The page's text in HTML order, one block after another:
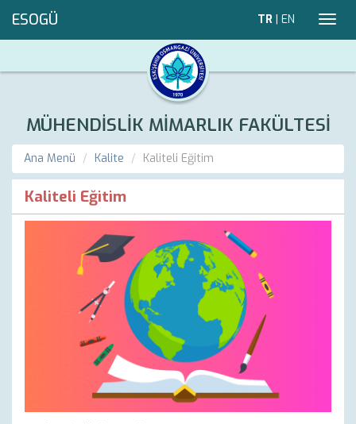
ESOGÜ TR | EN
MÜHENDİSLİK MİMARLIK FAKÜLTESİ
Ana Menü Kalite Kaliteli Eğitim
Kaliteli Eğitim